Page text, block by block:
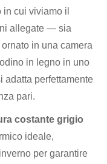
cui viviamo il
allegate — sia
in una camera
in legno in uno
perfettamente
pari.
costante grigio
ideale,
per garantire